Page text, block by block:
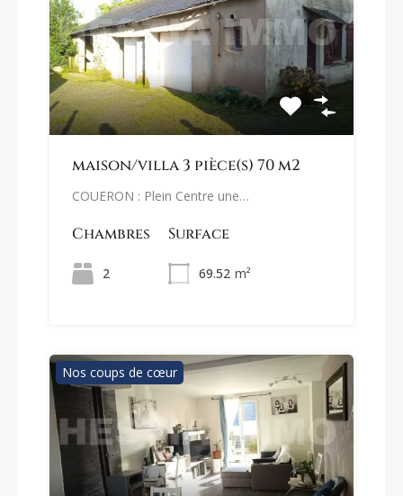
maison/villa 3 pièce(s) 70 m2
COUERON : Plein Centre une…
Chambres
2
Surface
69.52 m²
Nos coups de cœur